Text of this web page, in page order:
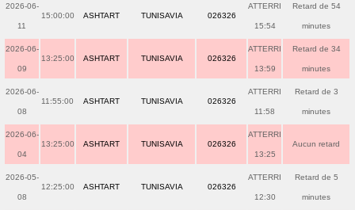
2026-06-
11
15:00:00 ASHTART TUNISAVIA 026326
ATTERRI
15:54
Retard de 54
minutes
2026-06-
09
13:25:00 ASHTART TUNISAVIA 026326
ATTERRI
13:59
Retard de 34
minutes
2026-06-
08
11:55:00 ASHTART TUNISAVIA 026326
ATTERRI
11:58
Retard de 3
minutes
2026-06-
04
13:25:00 ASHTART TUNISAVIA 026326
ATTERRI
13:25
Aucun retard
2026-05-
08
12:25:00 ASHTART TUNISAVIA 026326
ATTERRI
12:30
Retard de 5
minutes